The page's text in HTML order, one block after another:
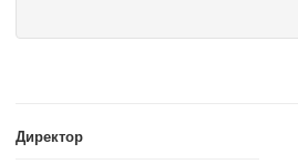
Директор